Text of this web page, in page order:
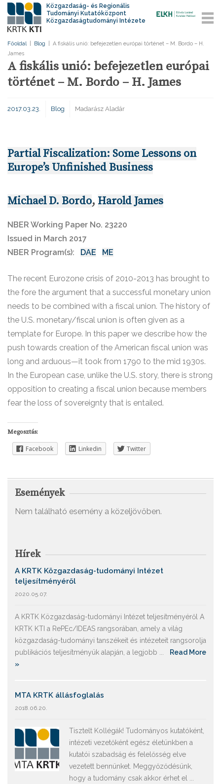
Közgazdaság- és Regionális
Tudományi Kutatóközpont
Közgazdaságtudományi Intézete
Főoldal Blog
A fiskális unió: befejezetlen európai történet – M. Bordo – H.
James
A fiskális unió: befejezetlen európai
történet – M. Bordo – H. James
2017.03.23. Blog Madarász Aladár
Partial Fiscalization: Some Lessons on
Europe’s Unfinished Business
Michael D. Bordo, Harold James
NBER Working Paper No. 23220
Issued in March 2017
NBER Program(s): DAE ME
The recent Eurozone crisis of 2010-2013 has brought to
the fore the argument that a successful monetary union
needs to be combined with a fiscal union. The history of
the U.S. monetary/fiscal union is often given as a
template for Europe. In this paper we describe how the
push towards creation of the American fiscal union was
long and arduous—it took from 1790 to the mid 1930s.
In the European case, unlike the U.S. story, there is strong
opposition to creating a fiscal union because members
fear the loss of sovereignty that is entailed.
Megosztás:
Facebook Linkedin Twitter
Események
Nem található esemény a közeljövőben.
Hírek
A KRTK Közgazdaság-tudományi Intézet
teljesítményéről
2020.05.07.
A KRTK Közgazdaság-tudományi Intézet teljesítményéről A
KRTK KTI a RePEc/IDEAS rangsorában, amely a világ
közgazdaság-tudományi tanszékeit és intézeteit rangsorolja
publikációs teljesítményük alapján, a legjobb ...
Read More
»
MTA KRTK állásfoglalás
2018.06.20.
Tisztelt Kollégák! Tudományos kutatóként,
intézeti vezetőként egész életünkben a
kutatói szabadság és felelősség elve
vezetett bennünket. Meggyőződésünk,
hogy a tudomány csak akkor érhet el ...